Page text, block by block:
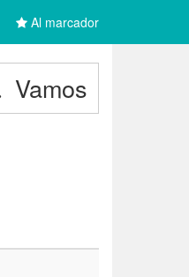
Al marcador
Vamos